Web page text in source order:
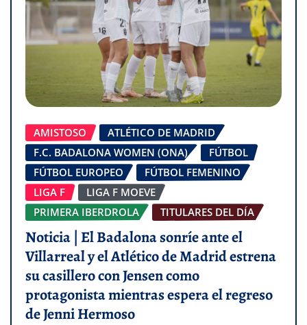
AMISTOSO
ATLÉTICO DE MADRID
F.C. BADALONA WOMEN (ONA)
FÚTBOL
FÚTBOL EUROPEO
FÚTBOL FEMENINO
LIGA F
LIGA F MOEVE
PRIMERA IBERDROLA
TITULARES DEL DÍA
Noticia | El Badalona sonríe ante el
Villarreal y el Atlético de Madrid estrena
su casillero con Jensen como
protagonista mientras espera el regreso
de Jenni Hermoso